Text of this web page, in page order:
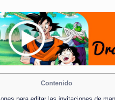
Contenido